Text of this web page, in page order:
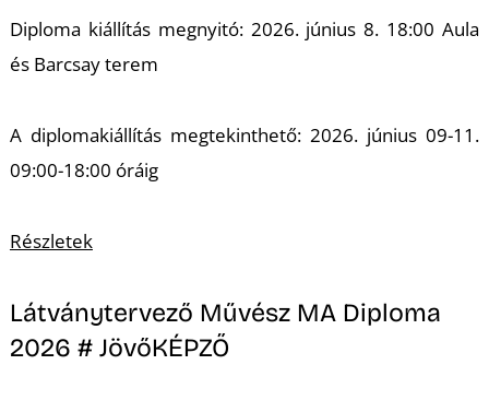
Diploma kiállítás megnyitó: 2026. június 8. 18:00 Aula
és Barcsay terem
A diplomakiállítás megtekinthető: 2026. június 09-11.
09:00-18:00 óráig
Részletek
Látványtervező Művész MA Diploma
2026 # JövőKÉPZŐ